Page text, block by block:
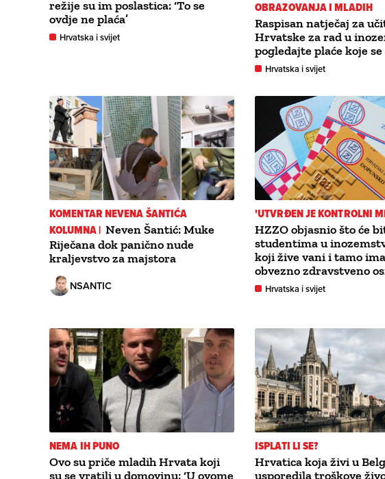
režije su im poslastica: ‘To se
ovdje ne plaća’
Hrvatska i svijet
OBRAZOVANJA I MLADIH
Raspisan natječaj za
Hrvatske za rad u
pogledajte plaće koje
Hrvatska i svijet
KOMENTAR NEVENA ŠANTIĆA
KOLUMNA | Neven Šantić: Muke
Riječana dok panično nude
kraljevstvo za majstora
NSANTIC
'UTVRĐEN JE KONTROLNI
HZZO objasnio što će
studentima u
koji žive vani i tamo
obvezno zdravstveno
Hrvatska i svijet
NEMA IH PUNO
Ovo su priče mladih Hrvata koji
su se vratili u domovinu: ‘U ovome
ISPLATI LI SE?
Hrvatica koja živi u
usporedila troškove